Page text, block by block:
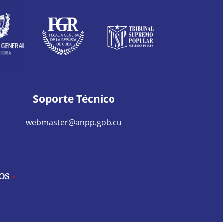
Soporte Técnico
webmaster@anpp.gob.cu